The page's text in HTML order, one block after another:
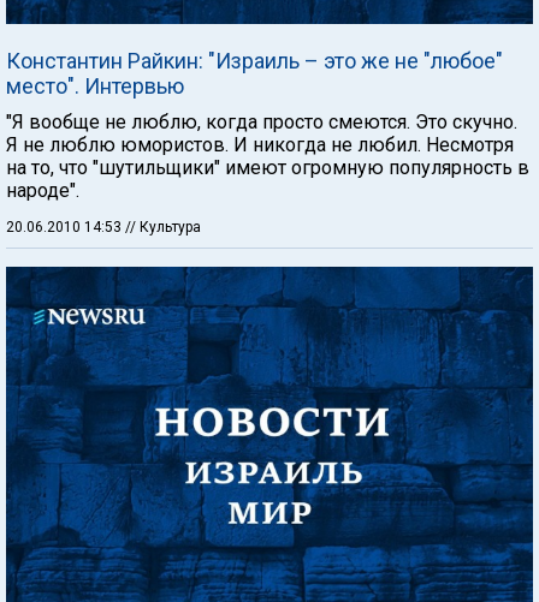
Константин Райкин: "Израиль – это же не "любое"
место". Интервью
"Я вообще не люблю, когда просто смеются. Это скучно.
Я не люблю юмористов. И никогда не любил. Несмотря
на то, что "шутильщики" имеют огромную популярность в
народе".
20.06.2010 14:53 // Культура